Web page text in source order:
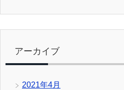
アーカイブ
2021年4月